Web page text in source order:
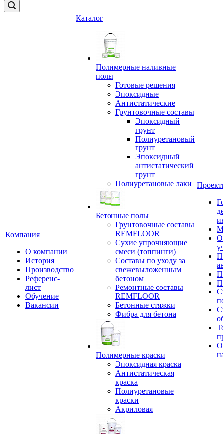
Компания
О компании
История
Производство
Референс-
лист
Обучение
Вакансии
Каталог
Полимерные наливные
полы
Готовые решения
Эпоксидные
Антистатические
Грунтовочные составы
Эпоксидный
грунт
Полиуретановый
грунт
Эпоксидный
антистатический
грунт
Полиуретановые лаки
Бетонные полы
Грунтовочные составы
REMFLOOR
Сухие упрочняющие
смеси (топпинги)
Составы по уходу за
свежевыложенным
бетоном
Ремонтные составы
REMFLOOR
Бетонные стяжки
Фибра для бетона
Полимерные краски
Эпоксидная краска
Антистатическая
краска
Полиуретановые
краски
Акриловая